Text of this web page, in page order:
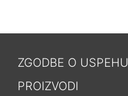
ZGODBE O USPEHU
PROIZVODI